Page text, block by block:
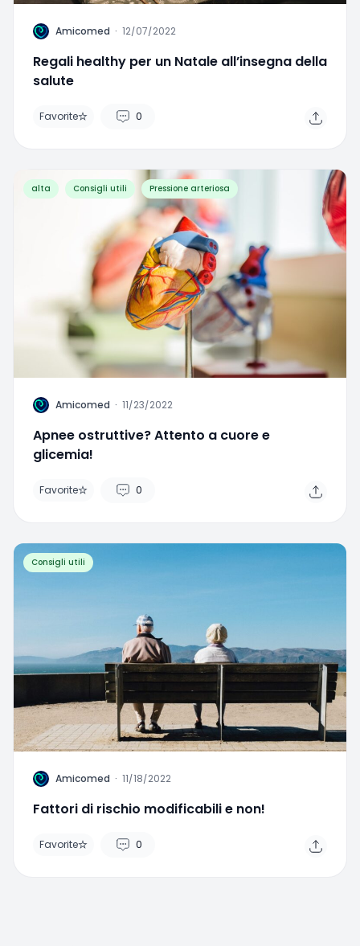
A Amicomed · 12/07/2022
Regali healthy per un Natale all’insegna della
salute
Favorite 0
alta Consigli utili Pressione arteriosa
A Amicomed · 11/23/2022
Apnee ostruttive? Attento a cuore e
glicemia!
Favorite 0
Consigli utili
A Amicomed · 11/18/2022
Fattori di rischio modificabili e non!
Favorite 0